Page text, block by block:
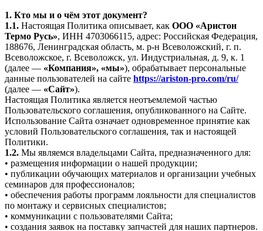
1. Кто мы и о чём этот документ?
1.1. Настоящая Политика описывает, как ООО «Аристон
Термо Русь», ИНН 4703066115, адрес: Российская Федерация,
188676, Ленинградская область, м. р-н Всеволожский, г. п.
Всеволожское, г. Всеволожск, ул. Индустриальная, д. 9, к. 1
(далее — «Компания», «мы»), обрабатывает персональные
данные пользователей на сайте https://ariston-pro.com/ru/
(далее — «Сайт»).
Настоящая Политика является неотъемлемой частью
Пользовательского соглашения, опубликованного на Сайте.
Использование Сайта означает одновременное принятие как
условий Пользовательского соглашения, так и настоящей
Политики.
1.2. Мы являемся владельцами Сайта, предназначенного для:
• размещения информации о нашей продукции;
• публикации обучающих материалов и организации учебных
семинаров для профессионалов;
• обеспечения работы программ лояльности для специалистов
по монтажу и сервисных специалистов;
• коммуникации с пользователями Сайта;
• создания заявок на поставку запчастей для наших партнеров.